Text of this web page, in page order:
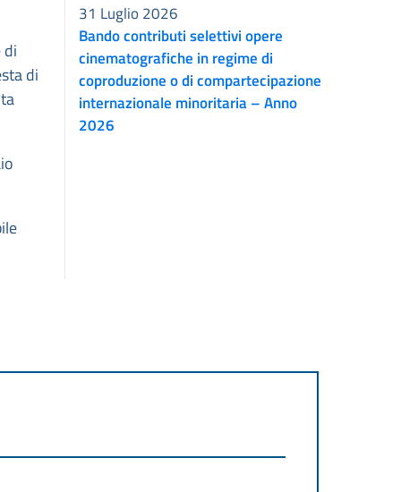
di
di
Bando contributi selettivi opere
cinematografiche in regime di
coproduzione o di compartecipazione
internazionale minoritaria – Anno
2026
31 Luglio 2026